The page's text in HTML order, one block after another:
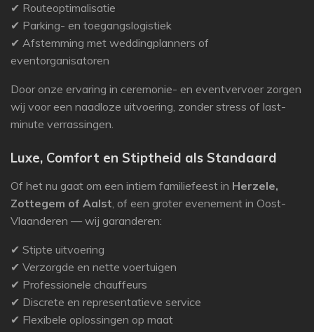
✔ Routeoptimalisatie
✔ Parking- en toegangslogistiek
✔ Afstemming met weddingplanners of
eventorganisatoren
Door onze ervaring in ceremonie- en eventvervoer zorgen
wij voor een naadloze uitvoering, zonder stress of last-
minute verrassingen.
Luxe, Comfort en Stiptheid als Standaard
Of het nu gaat om een intiem familiefeest in Herzele,
Zottegem of Aalst, of een groter evenement in Oost-
Vlaanderen — wij garanderen:
✔ Stipte uitvoering
✔ Verzorgde en nette voertuigen
✔ Professionele chauffeurs
✔ Discrete en representatieve service
✔ Flexibele oplossingen op maat